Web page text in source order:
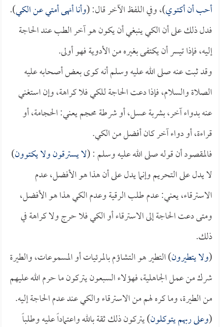
أحب أن أكتوي)، وفي اللفظ الآخر قال: (وأنا أنهى أمتي عن الكي).
فدل ذلك على أن الكي ينبغي أن يكون هو آخر الطب عند الحاجة
إليه، فإذا تيسر أن يكتفى بغيره من الأدوية فهو أولى.
وقد ثبت عنه صلى الله عليه وسلم أنه كوى بعض أصحابه عليه
الصلاة والسلام، فإذا دعت الحاجة للكي فلا كراهة، وإن استغني
عنه بدواء آخر، بشربة عسل، أو شرطة محجم يعني: الحجامة، أو
قراءة، أو دواء آخر كان أفضل من الكي.
فالمقصود أن قوله صلى الله عليه وسلم : (لا يسترقون ولا يكتوون)
لا يدل على التحريم وإنما يدل على أن هذا هو الأفضل، عدم
الاسترقاء، يعني: عدم طلب الرقية وعدم الكي هذا هو الأفضل،
ومتى دعت الحاجة إلى الاسترقاء أو الكي فلا حرج ولا كراهة في
ذلك.
(ولا يتطيرون) التطير هو التشاؤم بالمرئيات أو المسموعات، والطيرة
شرك من عمل الجاهلية، فهؤلاء السبعون يتركون ما حرم الله عليهم
من الطيرة، وما كره لهم من الاسترقاء والكي عند عدم الحاجة إليه.
(وعلى ربهم يتوكلون) يتركون ذلك ثقة بالله واعتماداً عليه وطلباً